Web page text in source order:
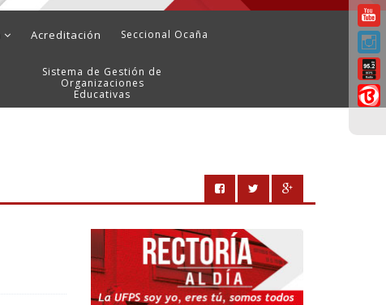
Acreditación Seccional Ocaña
Sistema de Gestión de
Organizaciones
Educativas